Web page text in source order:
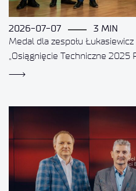
2026-07-07
3 MIN
Medal dla zespołu
„Osiągnięcie Techniczne 2025